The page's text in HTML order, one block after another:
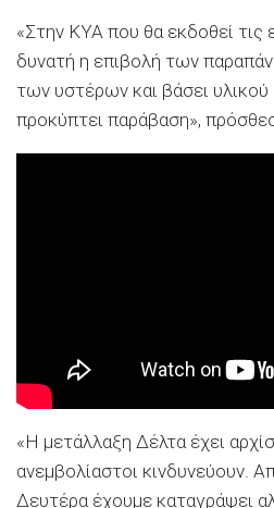
«Στην ΚΥΑ που θα εκδοθεί τις
δυνατή η επιβολή των
των υστέρων και βάσει
προκύπτει παράβαση»,
«Η μετάλλαξη Δέλτα έχει
ανεμβολίαστοι κινδυνεύουν.
Δευτέρα έχουμε καταγράψει